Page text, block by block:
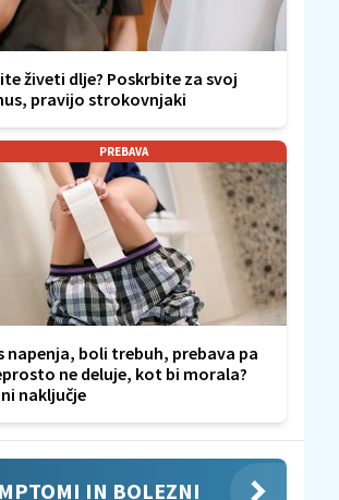
živeti dlje? Poskrbite za svoj
pravijo strokovnjaki
PREBAVA
napenja, boli trebuh, prebava pa
ne deluje, kot bi morala?
naključje
IN BOLEZNI